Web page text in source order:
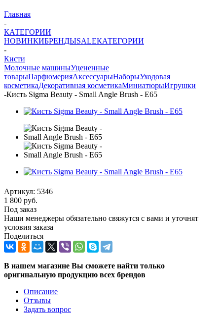
Главная
-
КАТЕГОРИИ
НОВИНКИБРЕНДЫSALEКАТЕГОРИИ
-
Кисти
Молочные машиныУцененные
товарыПарфюмерияАксессуарыНаборыУходовая
косметикаДекоративная косметикаМиниатюрыИгрушки
-Кисть Sigma Beauty - Small Angle Brush - E65
Артикул: 5346
1 800 руб.
Под заказ
Наши менеджеры обязательно свяжутся с вами и уточнят
условия заказа
Поделиться
В нашем магазине Вы сможете найти только
оригинальную продукцию всех брендов
Описание
Отзывы
Задать вопрос